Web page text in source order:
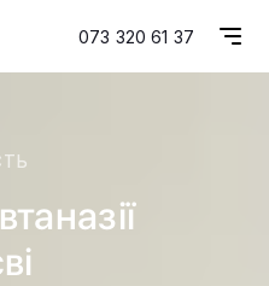
073 320 61 37